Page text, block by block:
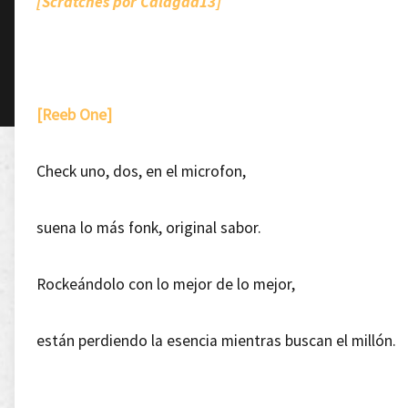
[Reeb One]
Check uno, dos, en el microfon,
suena lo más fonk, original sabor.
Rockeándolo con lo mejor de lo mejor,
están perdiendo la esencia mientras buscan el millón.